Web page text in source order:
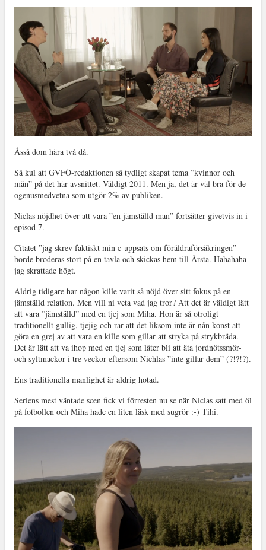
Åsså dom hära två då.
Så kul att GVFÖ-redaktionen så tydligt skapat tema ”kvinnor och
män” på det här avsnittet. Väldigt 2011. Men ja, det är väl bra för de
ogenusmedvetna som utgör 2% av publiken.
Niclas nöjdhet över att vara ”en jämställd man” fortsätter givetvis in i
episod 7.
Citatet ”jag skrev faktiskt min c-uppsats om föräldraförsäkringen”
borde broderas stort på en tavla och skickas hem till Årsta. Hahahaha
jag skrattade högt.
Aldrig tidigare har någon kille varit så nöjd över sitt fokus på en
jämställd relation. Men vill ni veta vad jag tror? Att det är väldigt lätt
att vara ”jämställd” med en tjej som Miha. Hon är så otroligt
traditionellt gullig, tjejig och rar att det liksom inte är nån konst att
göra en grej av att vara en kille som gillar att stryka på strykbräda.
Det är lätt att va ihop med en tjej som låter bli att äta jordnötssmör-
och syltmackor i tre veckor eftersom Nichlas ”inte gillar dem” (?!?!?).
Ens traditionella manlighet är aldrig hotad.
Seriens mest väntade scen fick vi förresten nu se när Niclas satt med öl
på fotbollen och Miha hade en liten läsk med sugrör :-) Tihi.